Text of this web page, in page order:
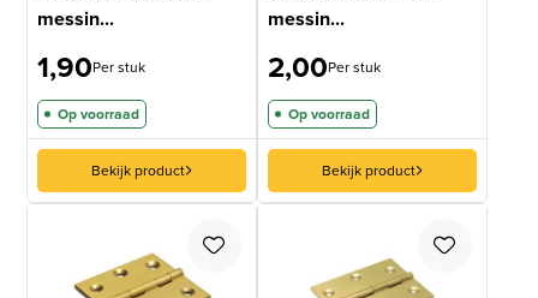
messin...
1,90Per stuk
Op voorraad
Bekijk product
messin...
2,00Per stuk
Op voorraad
Bekijk product